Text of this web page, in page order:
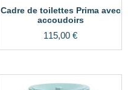
Cadre de toilettes Prima avec
accoudoirs
115,00 €